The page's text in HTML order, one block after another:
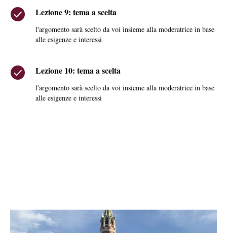
Lezione 9: tema a scelta
l'argomento sarà scelto da voi insieme alla moderatrice in base
alle esigenze e interessi
Lezione 10: tema a scelta
l'argomento sarà scelto da voi insieme alla moderatrice in base
alle esigenze e interessi